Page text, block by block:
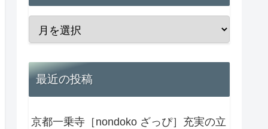
最近の投稿
京都一乗寺［nondoko ざっぴ］充実の立